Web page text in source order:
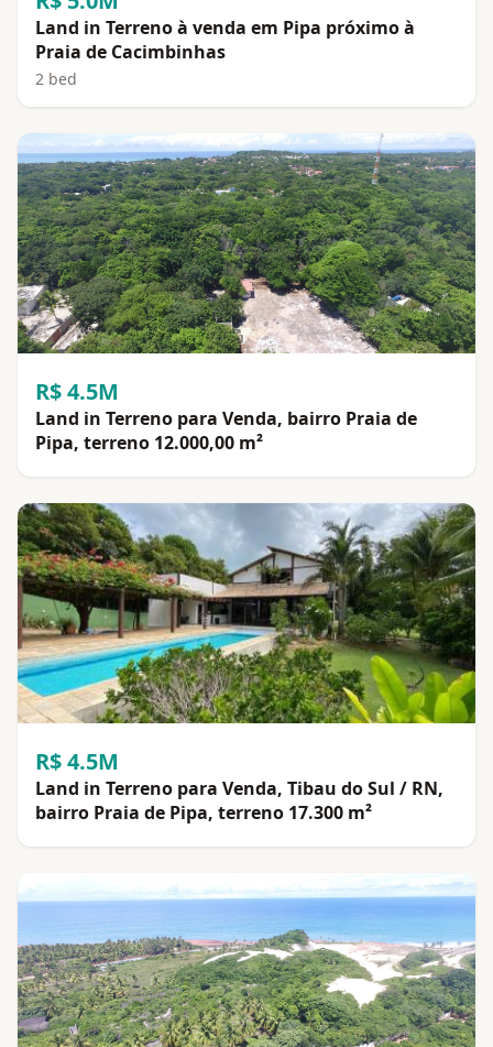
Land in Terreno à venda em Pipa próximo à
Praia de Cacimbinhas
2 bed
R$ 4.5M
Land in Terreno para Venda, bairro Praia de
Pipa, terreno 12.000,00 m²
R$ 4.5M
Land in Terreno para Venda, Tibau do Sul / RN,
bairro Praia de Pipa, terreno 17.300 m²